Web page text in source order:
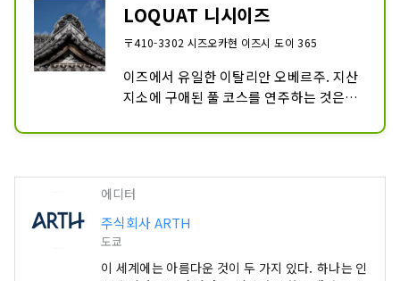
LOQUAT 니시이즈
〒410-3302 시즈오카현 이즈시 도이 365
이즈에서 유일한 이탈리안 오베르주. 지산
지소에 구애된 풀 코스를 연주하는 것은,
한정의 개성이 다른 역사적 건축물을 리노
는, 전실에 원천 싱크대의 완전 프라이빗한
노천탕 테라스를 완비. 고객 한 쌍 한 쌍에
전임의 컨시어지가 당신만의 이즈에서의
여기밖에 없는, 하루 3조만의 특별한 스테
에디터
주식회사 ARTH
도쿄
이 세계에는 아름다운 것이 두 가지 있다. 하나는 인